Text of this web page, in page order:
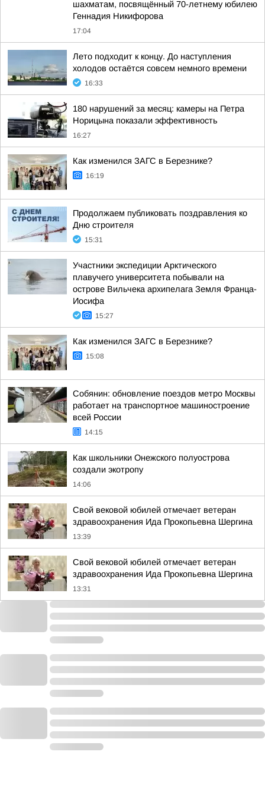
шахматам, посвящённый 70-летнему юбилею
Геннадия Никифорова
17:04
Лето подходит к концу. До наступления
холодов остаётся совсем немного времени
16:33
180 нарушений за месяц: камеры на Петра
Норицына показали эффективность
16:27
Как изменился ЗАГС в Березнике?
16:19
Продолжаем публиковать поздравления ко
Дню строителя
15:31
Участники экспедиции Арктического
плавучего университета побывали на
острове Вильчека архипелага Земля Франца-
Иосифа
15:27
Как изменился ЗАГС в Березнике?
15:08
Собянин: обновление поездов метро Москвы
работает на транспортное машиностроение
всей России
14:15
Как школьники Онежского полуострова
создали экотропу
14:06
Свой вековой юбилей отмечает ветеран
здравоохранения Ида Прокопьевна Шергина
13:39
Свой вековой юбилей отмечает ветеран
здравоохранения Ида Прокопьевна Шергина
13:31